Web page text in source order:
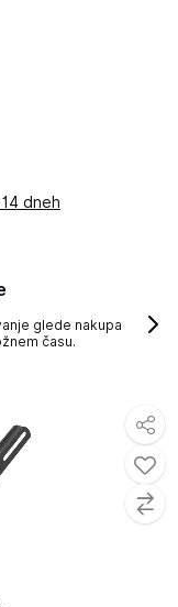
dneh
glede nakupa
času.